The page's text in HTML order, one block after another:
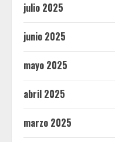
julio 2025
junio 2025
mayo 2025
abril 2025
marzo 2025